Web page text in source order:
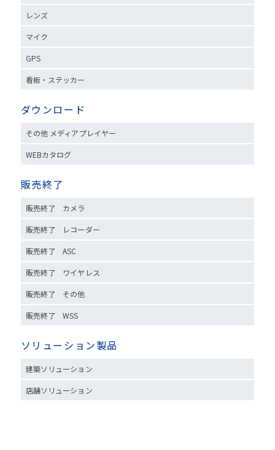
レンズ
マイク
GPS
看板・ステッカー
ダウンロード
その他 メディアプレイヤー
WEBカタログ
販売終了
販売終了 カメラ
販売終了 レコーダー
販売終了 ASC
販売終了 ワイヤレス
販売終了 その他
販売終了 WSS
ソリューション製品
建築ソリューション
店舗ソリューション